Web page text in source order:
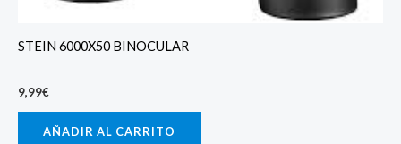
STEIN 6000X50 BINOCULAR
9,99€
AÑADIR AL CARRITO